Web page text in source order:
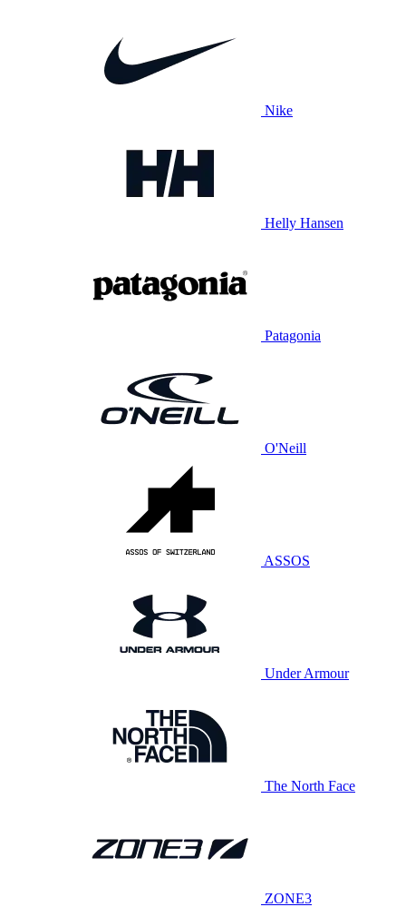
Nike
Helly Hansen
Patagonia
O'Neill
ASSOS
Under Armour
The North Face
ZONE3